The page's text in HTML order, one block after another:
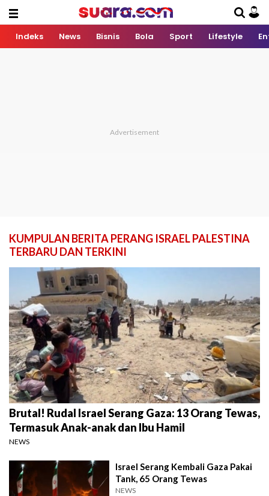
Indeks News Bisnis Bola Sport Lifestyle
KUMPULAN BERITA PERANG ISRAEL PALESTINA
TERBARU DAN TERKINI
Brutal! Rudal Israel Serang Gaza: 13 Orang Tewas,
Termasuk Anak-anak dan Ibu Hamil
NEWS
Israel Serang Kembali Gaza Pakai
Tank, 65 Orang Tewas
NEWS